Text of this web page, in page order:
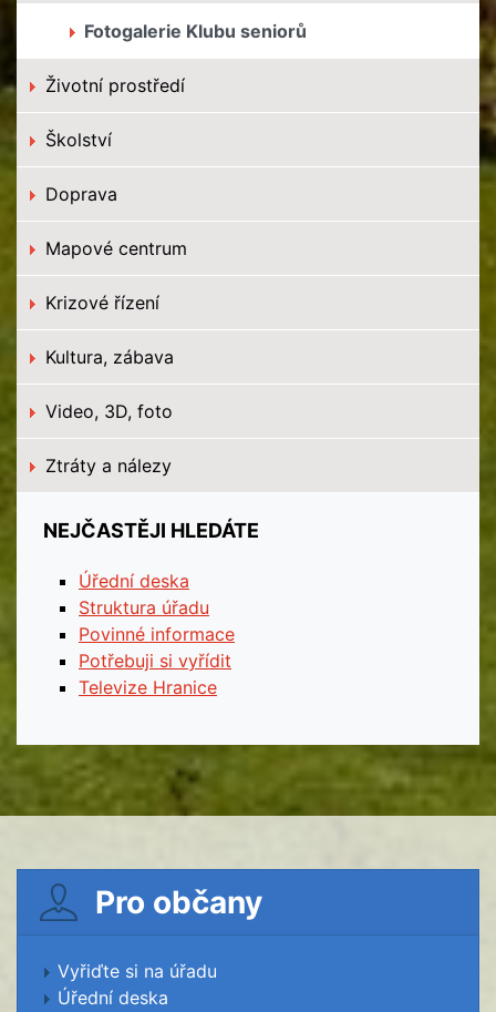
Fotogalerie Klubu seniorů
Životní prostředí
Školství
Doprava
Mapové centrum
Krizové řízení
Kultura, zábava
Video, 3D, foto
Ztráty a nálezy
NEJČASTĚJI HLEDÁTE
Úřední deska
Struktura úřadu
Povinné informace
Potřebuji si vyřídit
Televize Hranice
Pro občany
Vyřiďte si na úřadu
Úřední deska